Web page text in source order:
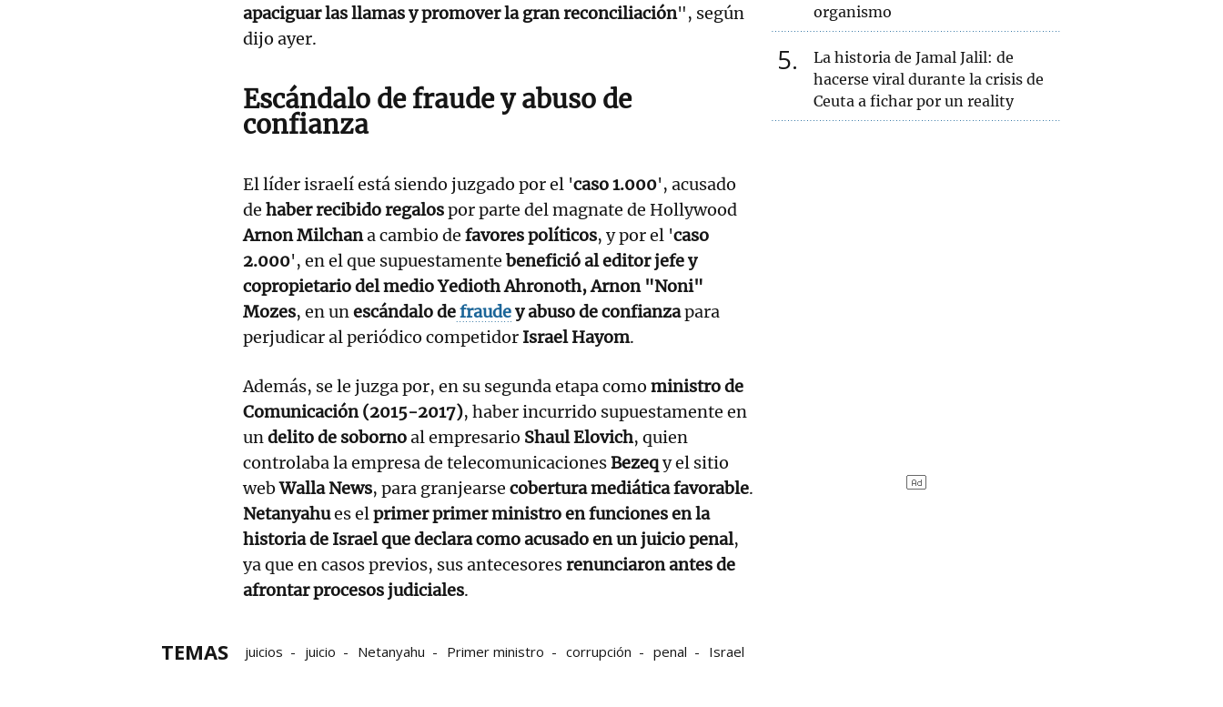
apaciguar las llamas y promover la gran reconciliación", según
dijo ayer.
Escándalo de fraude y abuso de
confianza
El líder israelí está siendo juzgado por el 'caso 1.000', acusado
de haber recibido regalospor parte del magnate de Hollywood
Arnon Milchana cambio de favores políticos, y por el 'caso
2.000', en el que supuestamente benefició al editor jefe y
copropietario del medio Yedioth Ahronoth, Arnon "Noni"
Mozes, en unescándalo defraudey abuso de confianzapara
perjudicar al periódico competidor Israel Hayom.
Además, se le juzga por, en su segunda etapa como ministro de
Comunicación (2015-2017), haber incurrido supuestamente en
undelito de sobornoal empresario Shaul Elovich, quien
controlaba la empresa de telecomunicacionesBezeqy el sitio
webWalla News, para granjearse cobertura mediática favorable.
Netanyahues elprimer primer ministro en funciones en la
historia de Israel que declara como acusado en un juicio penal,
ya que en casos previos, sus antecesoresrenunciaron antes de
afrontar procesos judiciales.
TEMAS juicios juicio Netanyahu Primer ministro corrupción penal Israel
organismo
5
La historia de Jamal Jalil: de
hacerse viral durante la crisis de
Ceuta a fichar por un reality